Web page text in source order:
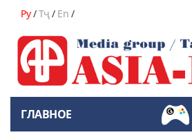
Ру/Тҷ/ En /
ГЛАВНОЕ